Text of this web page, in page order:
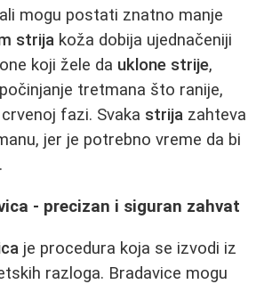
mogu postati znatno manje
strija koža dobija ujednačeniji
koji žele da uklone strije,
tretmana što ranije,
fazi. Svaka strija zahteva
jer je potrebno vreme da bi
- precizan i siguran zahvat
je procedura koja se izvodi iz
razloga. Bradavice mogu